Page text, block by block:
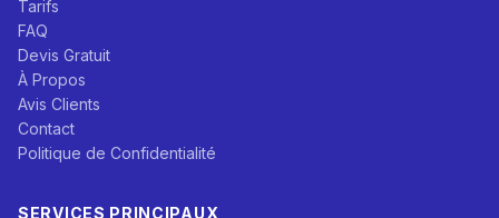
Tarifs
FAQ
Devis Gratuit
À Propos
Avis Clients
Contact
Politique de Confidentialité
SERVICES PRINCIPAUX